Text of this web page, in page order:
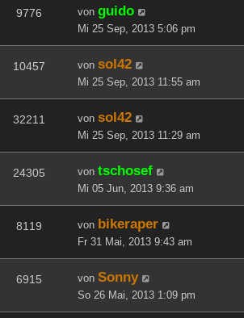
9776 von guido
Mi 25 Sep, 2013 5:06 pm
10457 von sol42
Mi 25 Sep, 2013 11:55 am
32211 von sol42
Mi 25 Sep, 2013 11:29 am
24305 von tschosef
Mi 05 Jun, 2013 9:36 am
8119 von bikeraper
Fr 31 Mai, 2013 9:43 am
6915 von Sonny
So 26 Mai, 2013 1:09 pm